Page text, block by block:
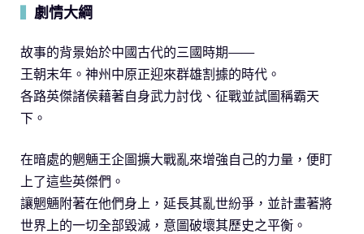
劇情大綱
故事的背景始於中國古代的三國時期——
王朝末年。神州中原正迎來群雄割據的時代。
各路英傑諸侯藉著自身武力討伐、征戰並試圖稱霸天
下。
在暗處的魍魎王企圖擴大戰亂來增強自己的力量，便盯
上了這些英傑們。
讓魍魎附著在他們身上，延長其亂世紛爭，並計畫著將
世界上的一切全部毀滅，意圖破壞其歷史之平衡。